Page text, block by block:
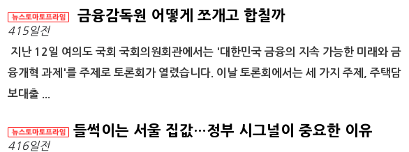
금융감독원 어떻게 쪼개고 합칠까
415일전
지난 12일 여의도 국회 국회의원회관에서는 '대한민국 금융의 지속 가능한 미래와 금
융개혁 과제'를 주제로 토론회가 열렸습니다. 이날 토론회에서는 세 가지 주제, 주택담
보대출 ...
들썩이는 서울 집값…정부 시그널이 중요한 이유
416일전